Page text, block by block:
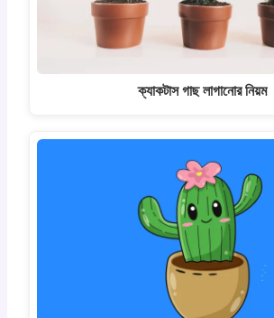
ক্যাকটাস গাছ লাগানোর নিয়ম